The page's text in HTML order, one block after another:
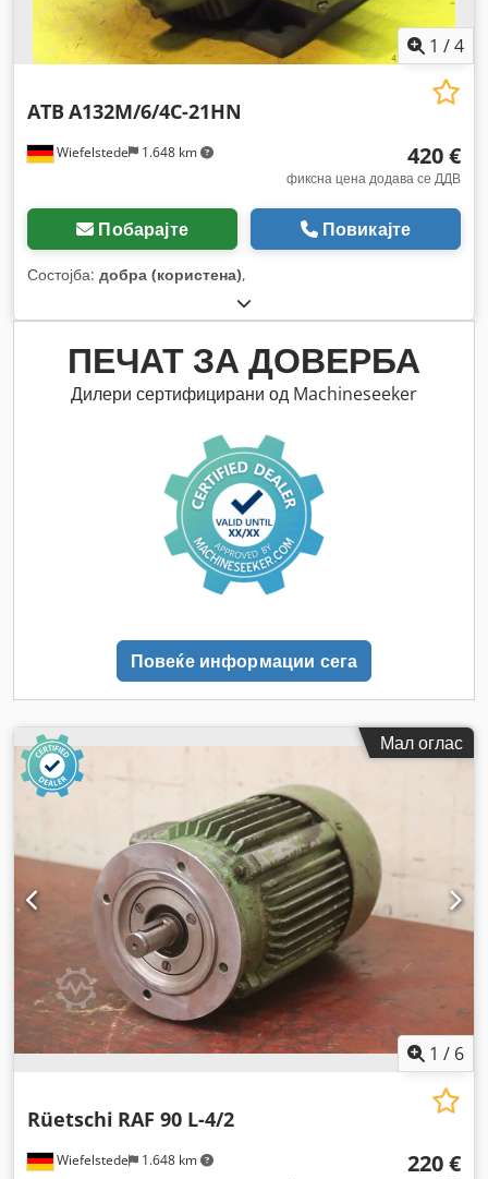
1 /4
Wiefelstede 1.648 km
ATB A132M/6/4C-21HN
420 €
фиксна цена додава се ДДВ
Побарајте Повикајте
Состојба: добра (користена),
ПЕЧАТ ЗА ДОВЕРБА
Дилери сертифицирани од Machineseeker
Повеќе информации сега
Мал оглас
1 / 6
Wiefelstede 1.648 km
Rüetschi RAF 90 L-4/2
220 €